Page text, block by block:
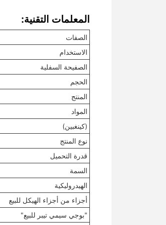
المعلمات التقنية:
الصفات
الاستخدام
الصفيحة السفلية
الحجم
المنتج
المواد
(كينغبين)
نوع المنتج
قدرة التحميل
السمة
الهيدروليكية
أجزاء من أجزاء الهيكل للبيع
"بوجي سيمي تيبر للبيع"